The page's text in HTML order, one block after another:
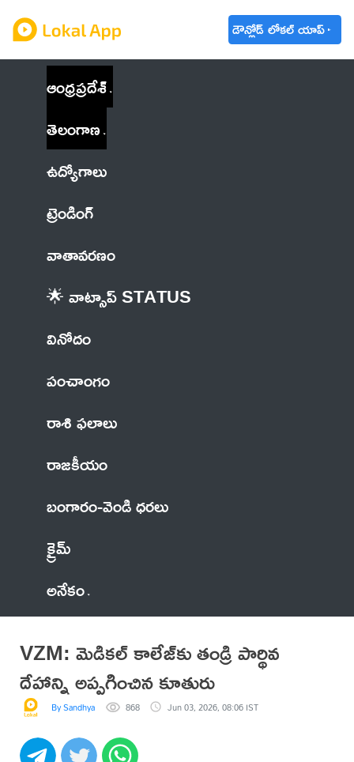
డౌన్లోడ్ లోకల్ యాప్
ఆంధ్రప్రదేశ్
తెలంగాణ
ఉద్యోగాలు
ట్రెండింగ్
వాతావరణం
🌟 వాట్సాప్ STATUS
వినోదం
పంచాంగం
రాశి ఫలాలు
రాజకీయం
బంగారం-వెండి ధరలు
క్రైమ్
అనేకం
VZM: మెడికల్ కాలేజ్‌కు తండ్రి పార్థివ
దేహాన్ని అప్పగించిన కూతురు
By Sandhya 868 Jun 03, 2026, 08:06 IST